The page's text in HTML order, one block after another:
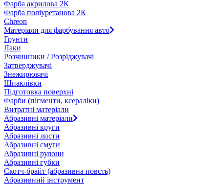
Фарба акрилова 2К
Фарба поліуретанова 2К
Chreon
Матеріали для фарбування авто
Грунти
Лаки
Розчинники / Розріджувачі
Затверджувачі
Знежирювачі
Шпаклівки
Підготовка поверхні
Фарби (пігменти, ксераліки)
Витратні матеріали
Абразивні матеріали
Абразивні круги
Абразивні листи
Абразивні смуги
Абразивні рулони
Абразивні губки
Скотч-брайт (абразивна повсть)
Абразивний інструмент